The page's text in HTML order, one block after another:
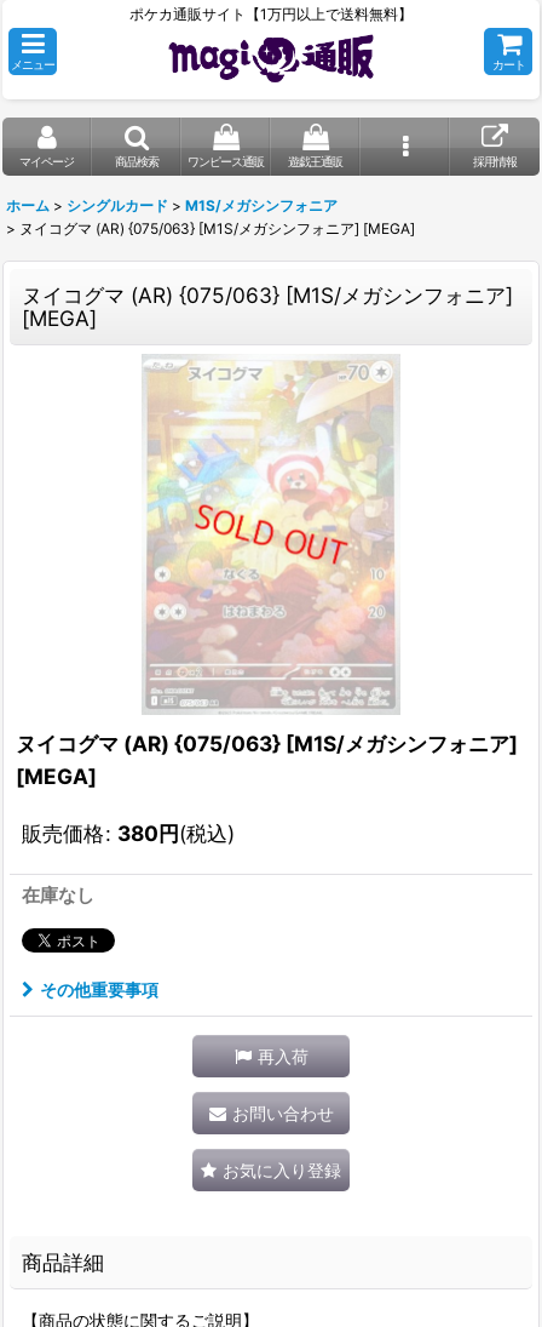
ポケカ通販サイト【1万円以上で送料無料】
メニュー カート
マイページ 商品検索 ワンピース通販 遊戯王通販 採用情報
ホーム > シングルカード > M1S/メガシンフォニア
> ヌイコグマ (AR) {075/063} [M1S/メガシンフォニア] [MEGA]
ヌイコグマ (AR) {075/063} [M1S/メガシンフォニア]
[MEGA]
ヌイコグマ (AR) {075/063} [M1S/メガシンフォニア]
[MEGA]
販売価格: 380円(税込)
在庫なし
その他重要事項
再入荷
お問い合わせ
お気に入り登録
商品詳細
【商品の状態に関するご説明】